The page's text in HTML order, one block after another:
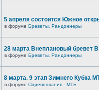
5 апреля состоится Южное
в форуме Бреветы. Рандоннеры
28 марта Внеплановый бревет
в форуме Бреветы. Рандоннеры
8 марта. 9 этап Зимнего Кубка
в форуме Соревнования - МТБ